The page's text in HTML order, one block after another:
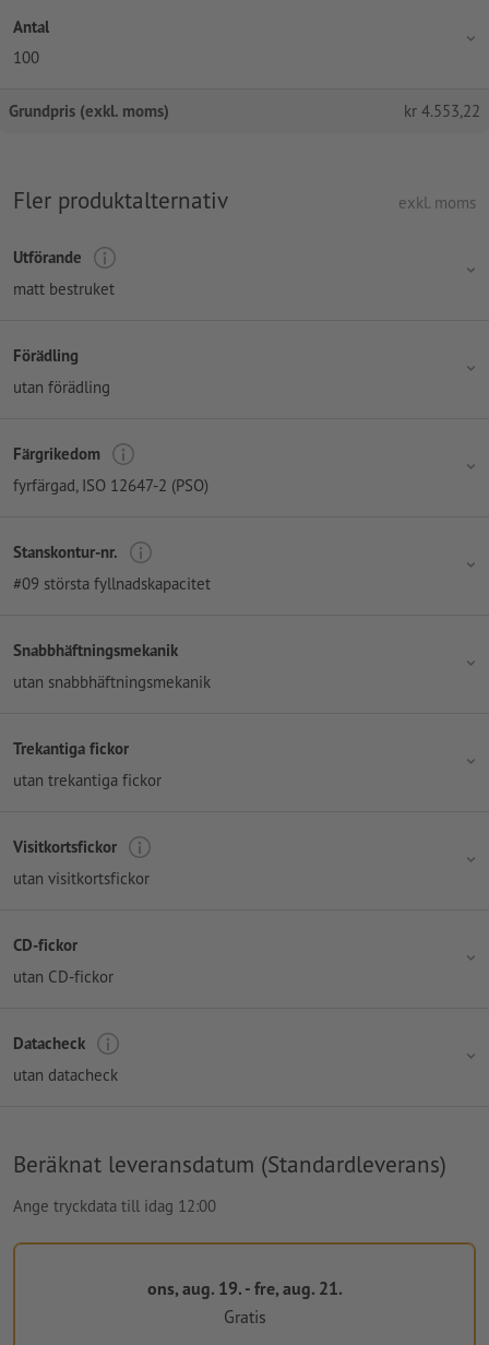
Antal
100
Grundpris (exkl. moms) kr 4.553,22
Fler produktalternativ exkl. moms
Utförande
matt bestruket
Förädling
utan förädling
Färgrikedom
fyrfärgad, ISO 12647-2 (PSO)
Stanskontur-nr.
#09 största fyllnadskapacitet
Snabbhäftningsmekanik
utan snabbhäftningsmekanik
Trekantiga fickor
utan trekantiga fickor
Visitkortsfickor
utan visitkortsfickor
CD-fickor
utan CD-fickor
Datacheck
utan datacheck
Beräknat leveransdatum (Standardleverans)
Ange tryckdata till idag 12:00
ons, aug. 19. - fre, aug. 21.
Gratis